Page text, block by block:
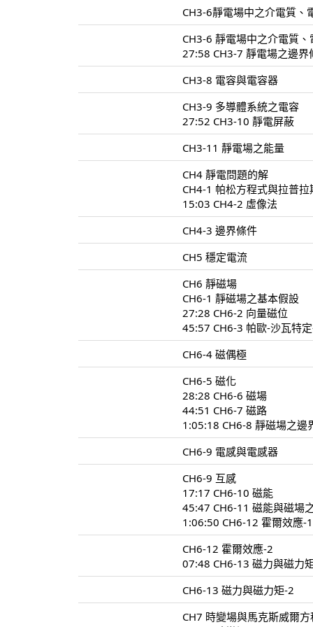
CH3-6靜電場中之介電質
CH3-6 靜電場中之介電質
27:58 CH3-7 靜電場之邊界
CH3-8 電容與電容器
CH3-9 多導體系統之電容
27:52 CH3-10 靜電屏蔽
CH3-11 靜電場之能量
CH4 靜電問題的解
CH4-1 帕松方程式與拉普
15:03 CH4-2 虛像法
CH4-3 邊界條件
CH5 穩定電流
CH6 靜磁場
CH6-1 靜磁場之基本假設
27:28 CH6-2 向量磁位
45:57 CH6-3 帕歐-沙瓦特
CH6-4 磁偶極
CH6-5 磁化
28:28 CH6-6 磁場
44:51 CH6-7 磁路
1:05:18 CH6-8 靜磁場之邊
CH6-9 電感與電感器
CH6-9 互感
17:17 CH6-10 磁能
45:47 CH6-11 磁能與磁場
1:06:50 CH6-12 霍爾效應-1
CH6-12 霍爾效應-2
07:48 CH6-13 磁力與磁力
CH6-13 磁力與磁力矩-2
CH7 時變場與馬克斯威爾